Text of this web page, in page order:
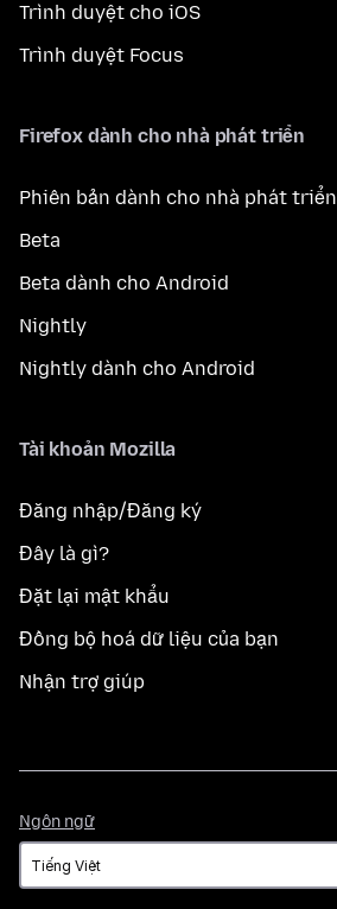
Trình duyệt cho iOS
Trình duyệt Focus
Firefox dành cho nhà phát triển
Phiên bản dành cho nhà phát triển
Beta
Beta dành cho Android
Nightly
Nightly dành cho Android
Tài khoản Mozilla
Đăng nhập/Đăng ký
Đây là gì?
Đặt lại mật khẩu
Đồng bộ hoá dữ liệu của bạn
Nhận trợ giúp
Ngôn ngữ
ngữ